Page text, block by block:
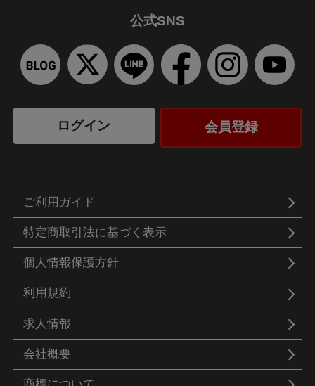
公式SNS
ログイン 会員登録
ご利用ガイド
特定商取引法に基づく表示
個人情報保護方針
利用規約
求人情報
会社概要